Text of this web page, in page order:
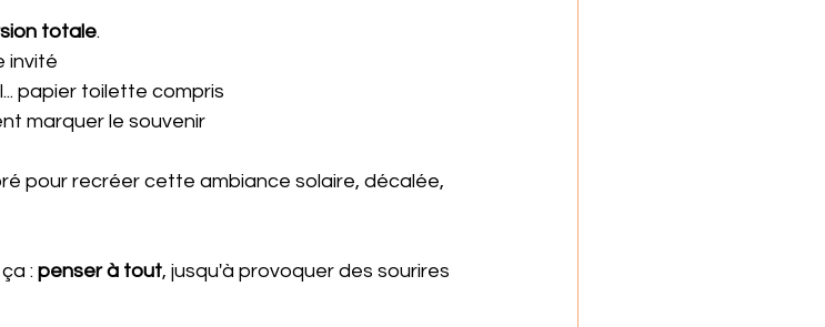
totale.
invité
papier toilette compris
marquer le souvenir
pour recréer cette ambiance solaire, décalée,
: penser à tout, jusqu'à provoquer des sourires